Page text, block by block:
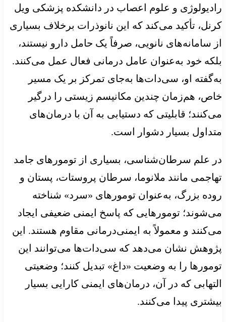
رادیولوژی و علوم اعصاب در دانشکده پزشکی ویل
کرنل، تأکید می‌کند که این نانوذرات برخلاف بسیاری
از سامانه‌های نانویی، صرفاً یک حامل دارو نیستند،
بلکه خود به‌عنوان عامل درمانی فعال عمل می‌کنند.
به‌گفته او، سی‌دات‌ها به‌جای تمرکز بر یک مسیر
خاص، هم‌زمان چندین مکانیسم زیستی را درگیر
می‌کنند؛ قابلیتی که دستیابی به آن با درمان‌های
متداول بسیار دشوار است.
در علم سرطان‌شناسی، بسیاری از تومورهای جامد
تهاجمی مانند ملانوما، سرطان پروستات، پستان و
روده بزرگ، به‌عنوان تومورهای «سرد» شناخته
می‌شوند؛ تومورهایی که پاسخ ایمنی ضعیفی ایجاد
می‌کنند و معمولاً به ایمنی‌درمانی مقاوم هستند. این
پژوهش نشان می‌دهد که سی‌دات‌ها می‌توانند این
تومورها را به وضعیت «داغ» تبدیل کنند؛ وضعیتی
التهابی که در آن، درمان‌های ایمنی کارایی بسیار
بیشتری پیدا می‌کنند.